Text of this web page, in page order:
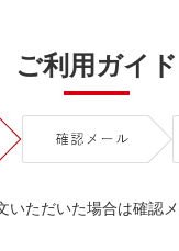
ご利用ガイド
いただいた場合は確認